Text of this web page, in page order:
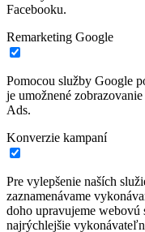
Facebooku.
Remarketing Google
Pomocou služby Google
je umožnené
Ads.
Konverzie kampaní
Pre vylepšenie naších
zaznamenávame
doho upravujeme
najrýchlejšie